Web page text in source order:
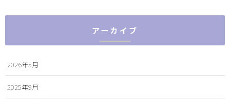
アーカイブ
2026年5月
2025年9月